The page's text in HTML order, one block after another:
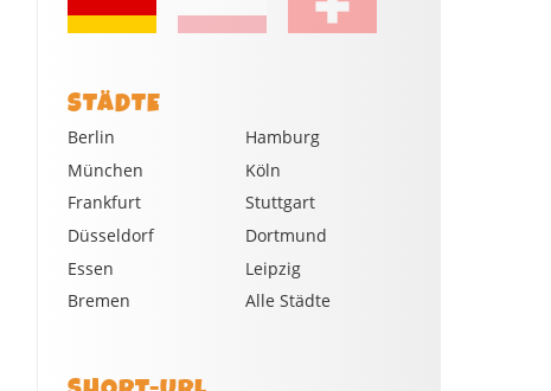
STÄDTE
Berlin
Hamburg
München
Köln
Frankfurt
Stuttgart
Düsseldorf
Dortmund
Essen
Leipzig
Bremen
Alle Städte